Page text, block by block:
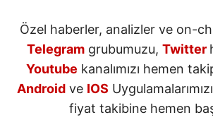
Özel haberler, analizler ve on-
Telegramgrubumuzu, Twitter
Youtube kanalımızı hemen
Androidve IOS
fiyat takibine hemen